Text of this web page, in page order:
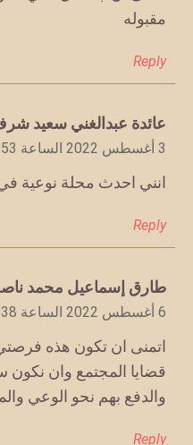
مقبوله
Reply
يقول
عائدة عبدالغني سعيد
3 أغسطس 2022 الساعة 1:53 م
انني احدث محلة نوعية في
Reply
يقول
طارق إسماعيل محمد
6 أغسطس 2022 الساعة 11:38 م
اتمنى ان تكون هذه
قضايا المجتمع وان نكون
والدفع بهم نحو الوعي
Reply